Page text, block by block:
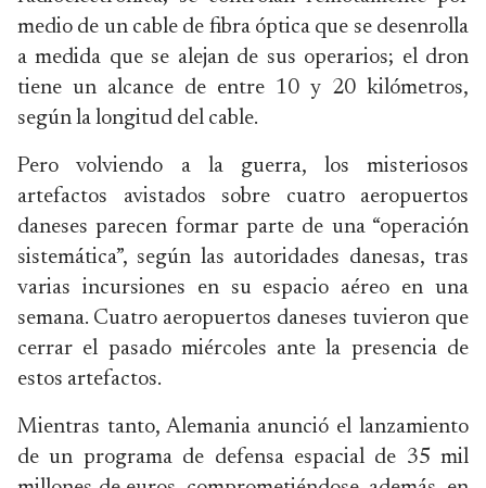
medio de un cable de fibra óptica que se desenrolla
a medida que se alejan de sus operarios; el dron
tiene un alcance de entre 10 y 20 kilómetros,
según la longitud del cable.
Pero volviendo a la guerra, los misteriosos
artefactos avistados sobre cuatro aeropuertos
daneses parecen formar parte de una “operación
sistemática”, según las autoridades danesas, tras
varias incursiones en su espacio aéreo en una
semana. Cuatro aeropuertos daneses tuvieron que
cerrar el pasado miércoles ante la presencia de
estos artefactos.
Mientras tanto, Alemania anunció el lanzamiento
de un programa de defensa espacial de 35 mil